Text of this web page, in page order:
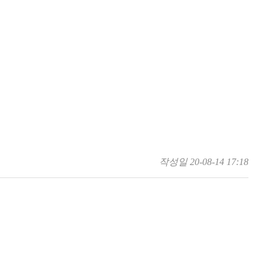
작성일20-08-14 17:18